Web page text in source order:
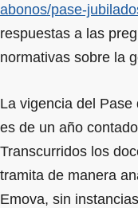
abonos/pase-
respuestas a las
normativas sobre la
La vigencia del
es de un año
Transcurridos los
tramita de manera
Emova, sin